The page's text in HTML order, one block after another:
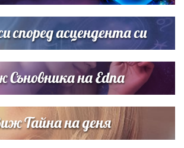
Джей Ло и Риана във ВИП гостите на
според асцендента си
на Edna
Тайна на деня